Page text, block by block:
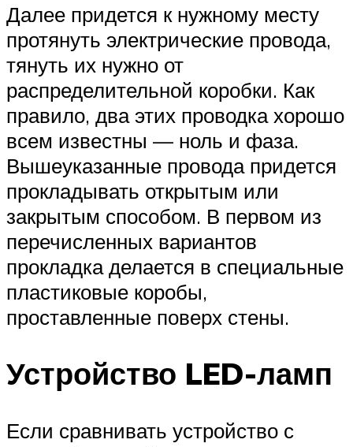
Далее придется к нужному месту
протянуть электрические провода,
тянуть их нужно от
распределительной коробки. Как
правило, два этих проводка хорошо
всем известны — ноль и фаза.
Вышеуказанные провода придется
прокладывать открытым или
закрытым способом. В первом из
перечисленных вариантов
прокладка делается в специальные
пластиковые коробы,
проставленные поверх стены.
Устройство LED-ламп
Если сравнивать устройство с